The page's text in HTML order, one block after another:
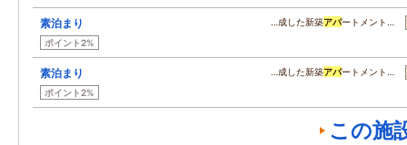
素泊まり
ポイント2%
…成した新築アパートメント…
素泊まり
ポイント2%
…成した新築アパートメント…
この施